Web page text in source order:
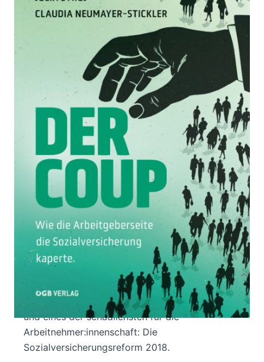
Wie die Arbeitgeberseite die Sozialversicherung
kaperte
,Claudia Neumayer-Stickler
Verlag: ÖGB Verlag 09.03.2026
280 Seiten
Softcover
ISBN: 978-3-99046-
726-8
Bibliografische Daten
Autor:innenbeschreibung
Eines der größten Projekte von Schwarz-Blau 2
und eines der schädlichsten für die
Arbeitnehmer:innenschaft: Die
Sozialversicherungsreform 2018.